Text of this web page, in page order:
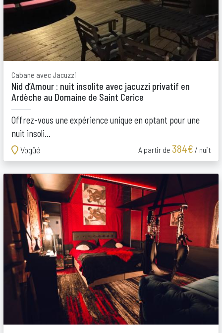
Cabane avec Jacuzzi
Nid d’Amour : nuit insolite avec jacuzzi privatif en
Ardèche au Domaine de Saint Cerice
Offrez-vous une expérience unique en optant pour une
nuit insoli...
Vogüé
A partir de 384€ / nuit